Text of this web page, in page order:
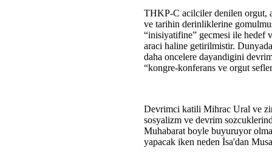
THKP-C acilciler denilen orgut,
ve tarihin derinliklerine
“inisiyatifine” gecmesi ile hedef
araci haline getirilmistir.
daha oncelere dayandigini
“kongre-konferans ve orgut
Devrimci katili Mihrac Ural ve
sosyalizm ve devrim
Muhabarat boyle buyuruyor
yapacak iken neden İsa'dan